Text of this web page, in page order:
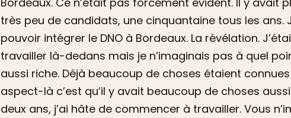
très peu de candidats, une cinquantaine tous les ans.
pouvoir intégrer le DNO à Bordeaux. La révélation.
travailler là-dedans mais je n’imaginais pas à quel
aussi riche. Déjà beaucoup de choses étaient
aspect-là c’est qu’il y avait beaucoup de choses
deux ans, j’ai hâte de commencer à travailler. Vous